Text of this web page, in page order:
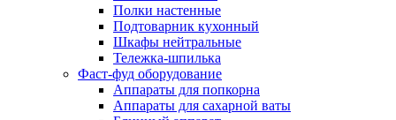
Полки настенные
Подтоварник кухонный
Шкафы нейтральные
Тележка-шпилька
Фаст-фуд оборудование
Аппараты для попкорна
Аппараты для сахарной ваты